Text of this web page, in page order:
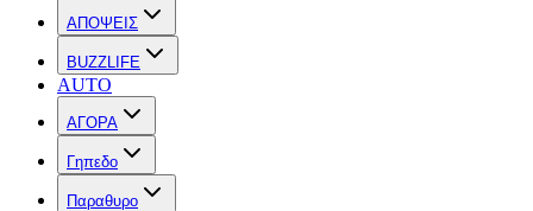
ΑΠΟΨΕΙΣ
BUZZLIFE
AUTO
ΑΓΟΡΑ
Γηπεδο
Παραθυρο